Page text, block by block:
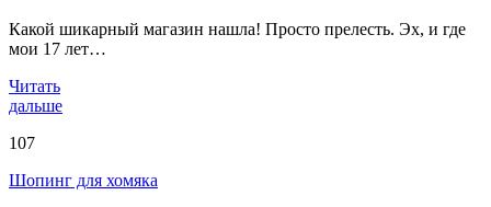
Какой шикарный магазин нашла! Просто прелесть. Эх, и где
мои 17 лет…
Читать
дальше
107
Шопинг для хомяка